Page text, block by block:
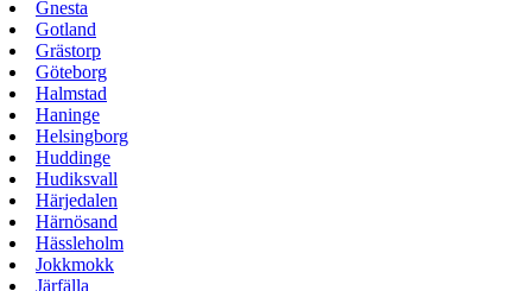
Gnesta
Gotland
Grästorp
Göteborg
Halmstad
Haninge
Helsingborg
Huddinge
Hudiksvall
Härjedalen
Härnösand
Hässleholm
Jokkmokk
Järfälla